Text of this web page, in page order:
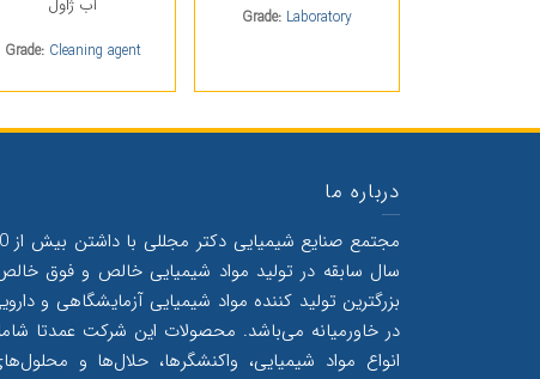
Grade: Laboratory آب ژاول
Grade: Cleaning agent
درباره ما
مجتمع صنایع
سال سابقه در تولید مواد شیمیایی خالص و فوق
بزرگترین تولید کننده مواد شیمیایی آزمایشگاهی و
در خاورمیانه می‌‌باشد. محصولات این شرکت عمدتا
انواع مواد شیمیایی، واکنشگرها، حلال‌‌ها و